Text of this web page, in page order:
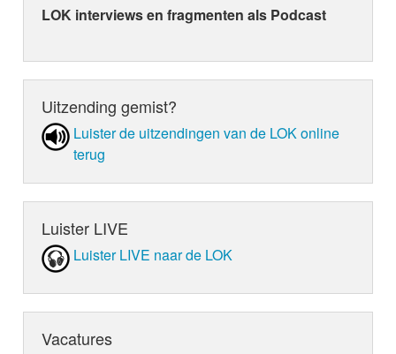
LOK interviews en fragmenten als Podcast
Uitzending gemist?
Luister de uit­zen­din­gen van de LOK online
terug
Luister LIVE
Luister LIVE naar de LOK
Vacatures